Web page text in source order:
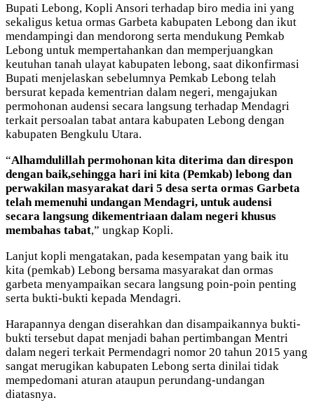
Bupati Lebong, Kopli Ansori terhadap biro media ini yang
sekaligus ketua ormas Garbeta kabupaten Lebong dan ikut
mendampingi dan mendorong serta mendukung Pemkab
Lebong untuk mempertahankan dan memperjuangkan
keutuhan tanah ulayat kabupaten lebong, saat dikonfirmasi
Bupati menjelaskan sebelumnya Pemkab Lebong telah
bersurat kepada kementrian dalam negeri, mengajukan
permohonan audensi secara langsung terhadap Mendagri
terkait persoalan tabat antara kabupaten Lebong dengan
kabupaten Bengkulu Utara.
“Alhamdulillah permohonan kita diterima dan direspon
dengan baik,sehingga hari ini kita (Pemkab) lebong dan
perwakilan masyarakat dari 5 desa serta ormas Garbeta
telah memenuhi undangan Mendagri, untuk audensi
secara langsung dikementriaan dalam negeri khusus
membahas tabat,” ungkap Kopli.
Lanjut kopli mengatakan, pada kesempatan yang baik itu
kita (pemkab) Lebong bersama masyarakat dan ormas
garbeta menyampaikan secara langsung poin-poin penting
serta bukti-bukti kepada Mendagri.
Harapannya dengan diserahkan dan disampaikannya bukti-
bukti tersebut dapat menjadi bahan pertimbangan Mentri
dalam negeri terkait Permendagri nomor 20 tahun 2015 yang
sangat merugikan kabupaten Lebong serta dinilai tidak
mempedomani aturan ataupun perundang-undangan
diatasnya.